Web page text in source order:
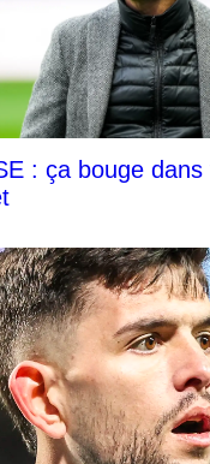
: ça bouge